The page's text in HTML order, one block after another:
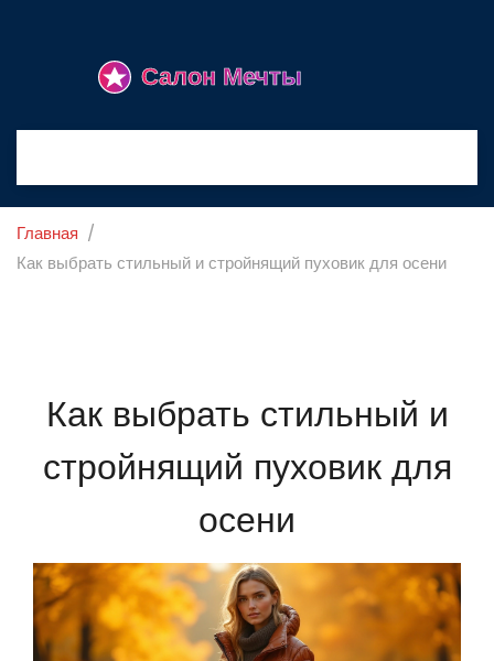
Главная
Как выбрать стильный и стройнящий пуховик для осени
Как выбрать стильный и
стройнящий пуховик для
осени